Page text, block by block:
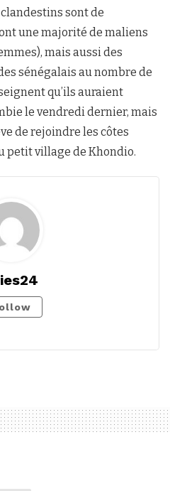
sont de
une majorité de maliens
mais aussi des
sénégalais au nombre de
qu’ils auraient
le vendredi dernier, mais
de rejoindre les côtes
petit village de Khondio.